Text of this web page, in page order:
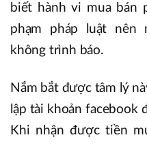
biết hành vi mua bán
phạm pháp luật
không trình báo.
Nắm bắt được tâm lý
lập tài khoản facebook
Khi nhận được tiền